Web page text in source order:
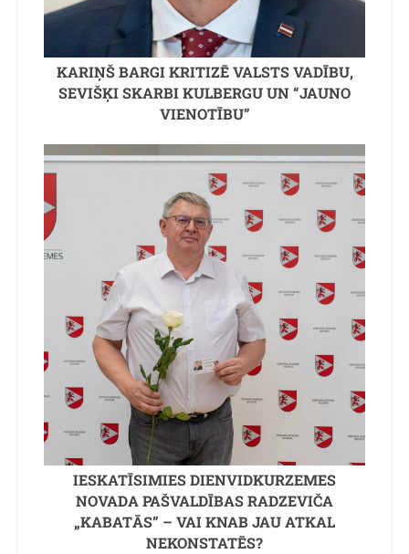
KARIŅŠ BARGI KRITIZĒ VALSTS VADĪBU,
SEVIŠĶI SKARBI KULBERGU UN “JAUNO
VIENOTĪBU”
IESKATĪSIMIES DIENVIDKURZEMES
NOVADA PAŠVALDĪBAS RADZEVIČA
„KABATĀS” – VAI KNAB JAU ATKAL
NEKONSTATĒS?